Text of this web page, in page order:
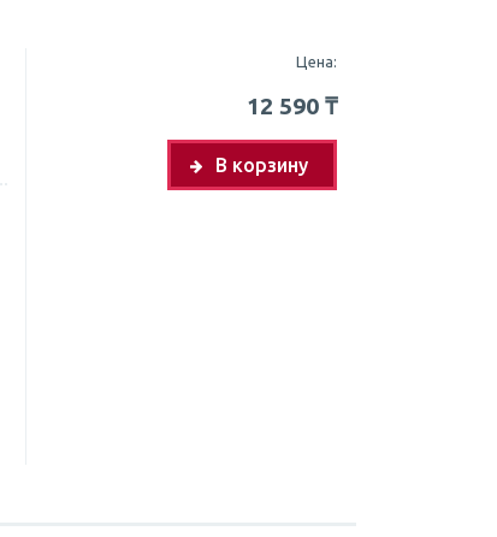
Цена:
12 590₸
В корзину